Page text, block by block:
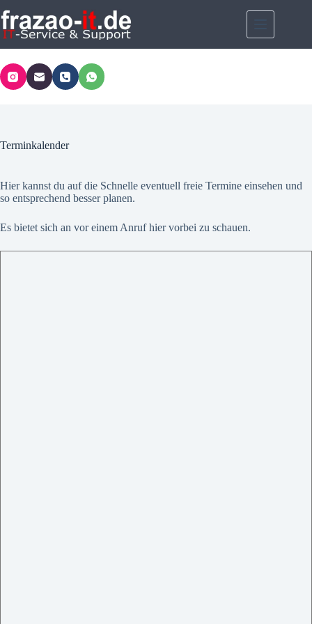
Inhalt
springen
Terminkalender
Hier kannst du auf die Schnelle eventuell freie Termine einsehen und
so entsprechend besser planen.
Es bietet sich an vor einem Anruf hier vorbei zu schauen.